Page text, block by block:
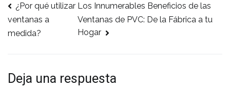
Navegación
entradas
¿Por qué utilizar
ventanas a
medida?
Los Innumerables Beneficios de las
Ventanas de PVC: De la Fábrica a tu
Hogar
Deja una respuesta